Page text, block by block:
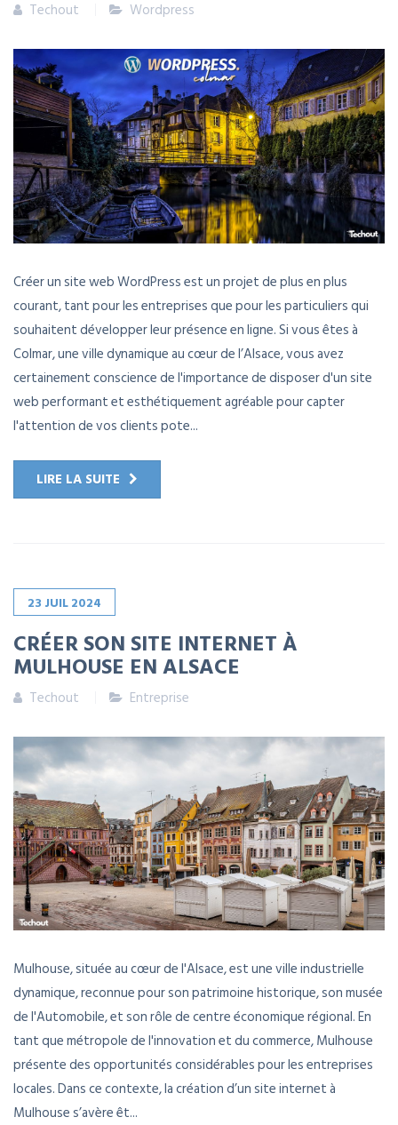
Techout Wordpress
Créer un site web WordPress est un projet de plus en plus
courant, tant pour les entreprises que pour les particuliers qui
souhaitent développer leur présence en ligne. Si vous êtes à
Colmar, une ville dynamique au cœur de l’Alsace, vous avez
certainement conscience de l'importance de disposer d'un site
web performant et esthétiquement agréable pour capter
l'attention de vos clients pote...
LIRE LA SUITE
23 JUIL2024
CRÉER SON SITE INTERNET À
MULHOUSE EN ALSACE
Techout Entreprise
Mulhouse, située au cœur de l'Alsace, est une ville industrielle
dynamique, reconnue pour son patrimoine historique, son musée
de l'Automobile, et son rôle de centre économique régional. En
tant que métropole de l'innovation et du commerce, Mulhouse
présente des opportunités considérables pour les entreprises
locales. Dans ce contexte, la création d’un site internet à
Mulhouse s’avère êt...